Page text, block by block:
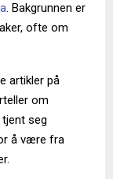
. Bakgrunnen er
ofte om
artikler på
om
seg
å være fra